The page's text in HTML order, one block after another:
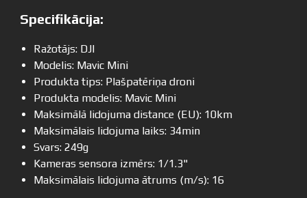
Specifikācija:
Ražotājs: DJI
Modelis: Mavic Mini
Produkta tips: Plašpatēriņa droni
Produkta modelis: Mavic Mini
Maksimālā lidojuma distance (EU): 10km
Maksimālais lidojuma laiks: 34min
Svars: 249g
Kameras sensora izmērs: 1/1.3"
Maksimālais lidojuma ātrums (m/s): 16